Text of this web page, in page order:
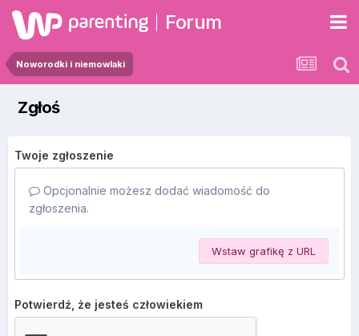
Forum
Noworodki i niemowlaki
Zgłoś
Twoje zgłoszenie
Opcjonalnie możesz dodać wiadomość do
zgłoszenia.
Wstaw grafikę z URL
Potwierdź, że jesteś człowiekiem